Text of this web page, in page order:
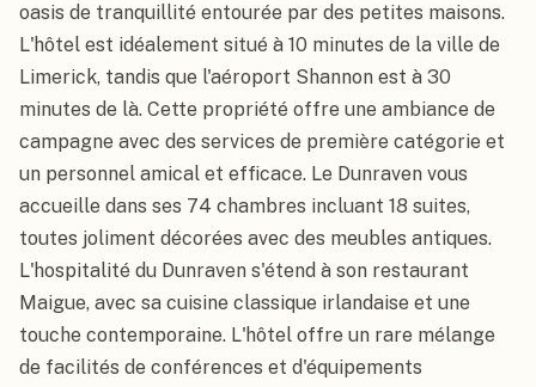
oasis de tranquillité entourée par des petites maisons.
L'hôtel est idéalement situé à 10 minutes de la ville de
Limerick, tandis que l'aéroport Shannon est à 30
minutes de là. Cette propriété offre une ambiance de
campagne avec des services de première catégorie et
un personnel amical et efficace. Le Dunraven vous
accueille dans ses 74 chambres incluant 18 suites,
toutes joliment décorées avec des meubles antiques.
L'hospitalité du Dunraven s'étend à son restaurant
Maigue, avec sa cuisine classique irlandaise et une
touche contemporaine. L'hôtel offre un rare mélange
de facilités de conférences et d'équipements